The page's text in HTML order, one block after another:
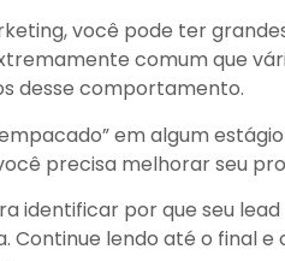
você pode ter
comum que
desse comportamento.
em algum
precisa melhorar seu
identificar por que seu
Continue lendo até o final